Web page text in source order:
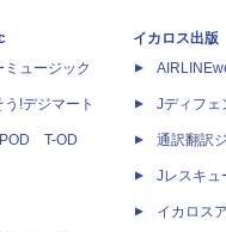
ミュージック
!デジマート
T-OD
イカロス出版
Jディフェ
通訳翻訳
Jレスキュ
イカロス